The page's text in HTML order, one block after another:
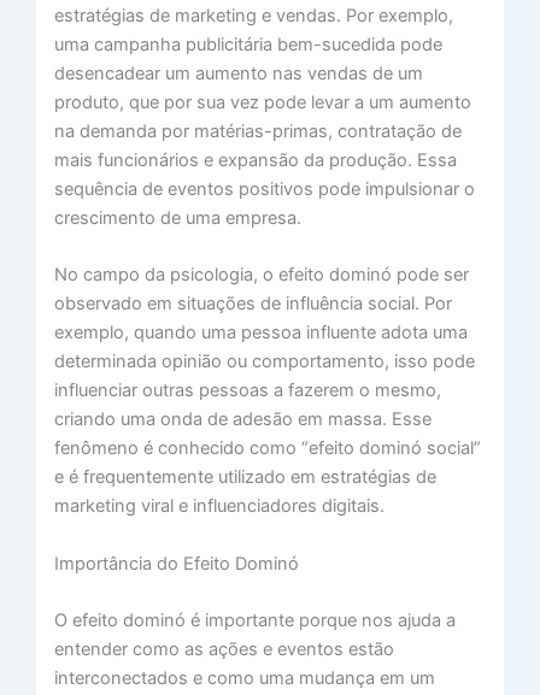
estratégias de marketing e vendas. Por exemplo,
uma campanha publicitária bem-sucedida pode
desencadear um aumento nas vendas de um
produto, que por sua vez pode levar a um aumento
na demanda por matérias-primas, contratação de
mais funcionários e expansão da produção. Essa
sequência de eventos positivos pode impulsionar o
crescimento de uma empresa.
No campo da psicologia, o efeito dominó pode ser
observado em situações de influência social. Por
exemplo, quando uma pessoa influente adota uma
determinada opinião ou comportamento, isso pode
influenciar outras pessoas a fazerem o mesmo,
criando uma onda de adesão em massa. Esse
fenômeno é conhecido como “efeito dominó social”
e é frequentemente utilizado em estratégias de
marketing viral e influenciadores digitais.
Importância do Efeito Dominó
O efeito dominó é importante porque nos ajuda a
entender como as ações e eventos estão
interconectados e como uma mudança em um